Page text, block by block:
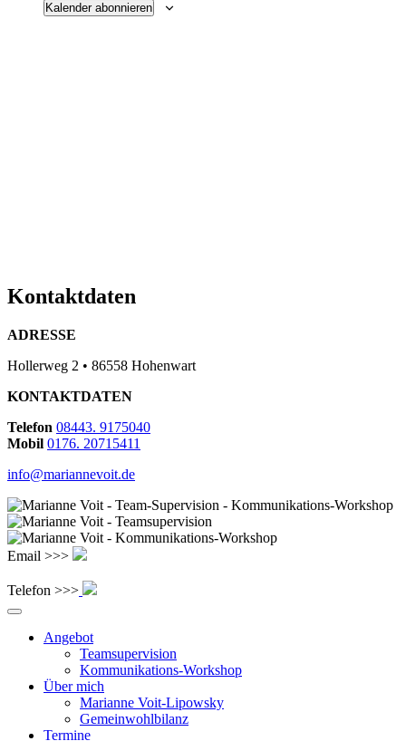
Kalender abonnieren
Kontaktdaten
ADRESSE
Hollerweg 2 • 86558 Hohenwart
KONTAKTDATEN
Telefon 08443. 9175040
Mobil 0176. 20715411
info@mariannevoit.de
Email >>>
Telefon >>>
Angebot
Teamsupervision
Kommunikations-Workshop
Über mich
Marianne Voit-Lipowsky
Gemeinwohlbilanz
Termine